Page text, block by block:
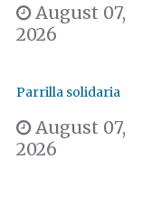
August 07,
2026
Parrilla solidaria
August 07,
2026